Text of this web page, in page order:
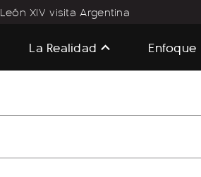
León XIV visita Argentina
La Realidad Enfoque